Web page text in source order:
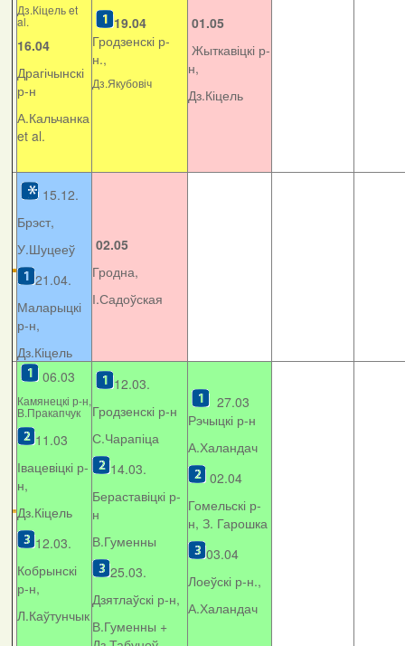
Дз.Кіцель et
al.
16.04
Драгічынскі
р-н
А.Кальчанка
et al.
19.04
Гродзенскі р-
н.,
Дз.Якубовіч
01.05
Жыткавіцкі р-
н,
Дз.Кіцель
15.12.
Брэст,
У.Шуцееў
21.04.
Маларыцкі
р-н,
Дз.Кіцель
02.05
Гродна,
І.Садоўская
06.03
Камянецкі р-н,
В.Пракапчук
11.03
Івацевіцкі р-
н,
Дз.Кіцель
12.03.
Кобрынскі
р-н,
Л.Каўтунчык
12.03.
Гродзенскі р-н
С.Чарапіца
14.03.
Бераставіцкі р-
н
В.Гуменны
25.03.
Дзятлаўскі р-н,
В.Гуменны +
27.03
Рэчыцкі р-н
А.Халандач
02.04
Гомельскі р-
н, З. Гарошка
03.04
Лоеўскі р-н.,
А.Халандач